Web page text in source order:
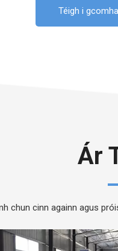
Téigh i
Ár
chun cinn againn agus